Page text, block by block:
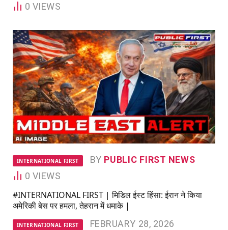
0 VIEWS
INTERNATIONAL FIRST BY PUBLIC FIRST NEWS
0 VIEWS
#INTERNATIONAL FIRST | मिडिल ईस्ट हिंसा: ईरान ने किया
अमेरिकी बेस पर हमला, तेहरान में धमाके |
INTERNATIONAL FIRST
FEBRUARY 28, 2026